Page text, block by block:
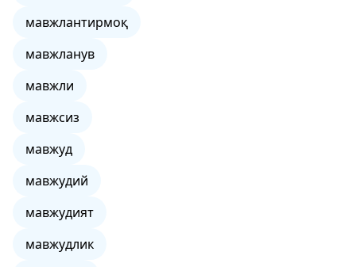
мавжлантирмоқ
мавжланув
мавжли
мавжсиз
мавжуд
мавжудий
мавжудият
мавжудлик